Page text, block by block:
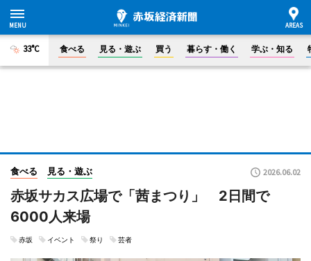
33°C 食べる 見る・遊ぶ 買う 暮らす・働く 学ぶ・知る
食べる 見る・遊ぶ 2026.06.02
赤坂サカス広場で「茜まつり」 2日間で
6000人来場
赤坂 イベント 祭り 芸者